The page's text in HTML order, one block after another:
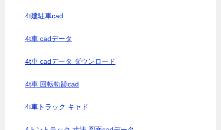
4t建駐車cad
4t車 cadデータ
4t車 cadデータ ダウンロード
4t車 回転軌跡cad
4t車トラック キャド